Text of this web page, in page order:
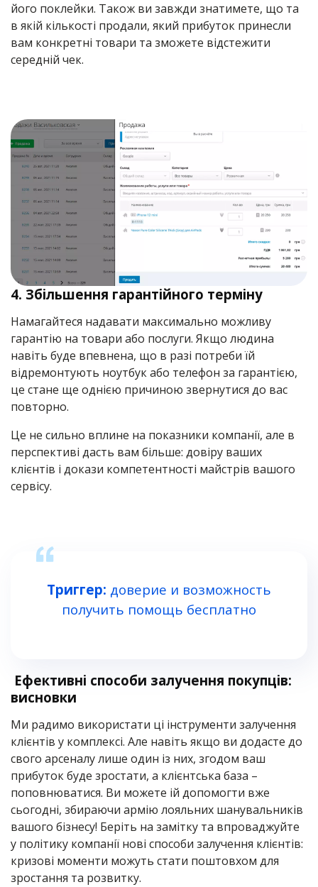
його поклейки. Також ви завжди знатимете, що та
в якій кількості продали, який прибуток принесли
вам конкретні товари та зможете відстежити
середній чек.
4. Збільшення гарантійного терміну
Намагайтеся надавати максимально можливу
гарантію на товари або послуги. Якщо людина
навіть буде впевнена, що в разі потреби їй
відремонтують ноутбук або телефон за гарантією,
це стане ще однією причиною звернутися до вас
повторно.
Це не сильно вплине на показники компанії, але в
перспективі дасть вам більше: довіру ваших
клієнтів і докази компетентності майстрів вашого
сервісу.
Триггер: доверие и возможность
получить помощь бесплатно
Ефективні способи залучення покупців:
висновки
Ми радимо використати ці інструменти залучення
клієнтів у комплексі. Але навіть якщо ви додасте до
свого арсеналу лише один із них, згодом ваш
прибуток буде зростати, а клієнтська база –
поповнюватися. Ви можете ій допомогти вже
сьогодні, збираючи армію лояльних шанувальників
вашого бізнесу! Беріть на замітку та впроваджуйте
у політику компанії нові способи залучення клієнтів:
кризові моменти можуть стати поштовхом для
зростання та розвитку.